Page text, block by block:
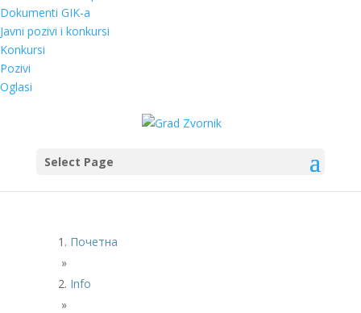
Dokumenti GIK-a
Javni pozivi i konkursi
Konkursi
Pozivi
Oglasi
Select Page
Почетна
»
Info
»